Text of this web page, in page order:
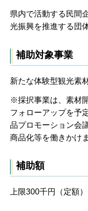
県内で活動する民間
光振興を推進する団
補助対象事業
新たな体験型観光素
※採択事業は、素材
フォローアップを予
品プロモーション会
商品化等を働きかけ
補助額
上限300千円（定額）